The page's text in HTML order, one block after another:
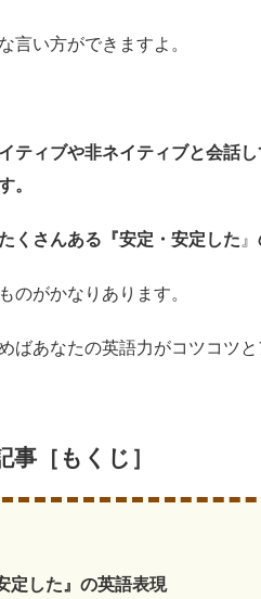
言い方ができますよ。
ティブや非ネイティブと会話
。
くさんある『安定・安定した 』
のがかなりあります。
ばあなたの英語力がコツコツ
事［もくじ］
定した』の英語表現